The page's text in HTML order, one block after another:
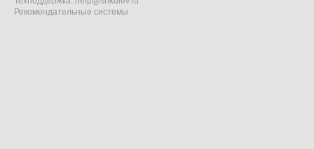
Рекомендательные системы